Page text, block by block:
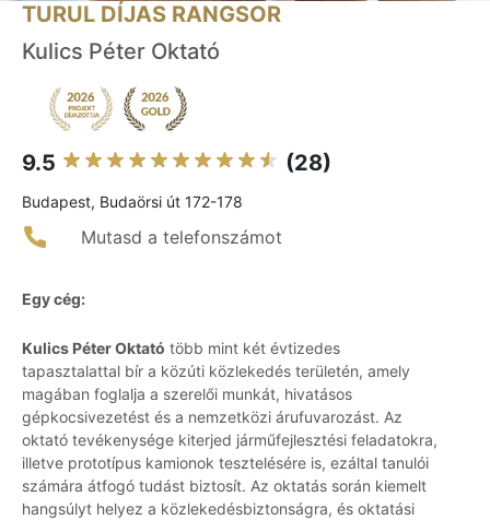
TURUL DÍJAS RANGSOR
Kulics Péter Oktató
9.5 (28)
Budapest, Budaörsi út 172-178
Mutasd a telefonszámot
Egy cég:
Kulics Péter Oktató több mint két évtizedes
tapasztalattal bír a közúti közlekedés területén, amely
magában foglalja a szerelői munkát, hivatásos
gépkocsivezetést és a nemzetközi árufuvarozást. Az
oktató tevékenysége kiterjed járműfejlesztési feladatokra,
illetve prototípus kamionok tesztelésére is, ezáltal tanulói
számára átfogó tudást biztosít. Az oktatás során kiemelt
hangsúlyt helyez a közlekedésbiztonságra, és oktatási